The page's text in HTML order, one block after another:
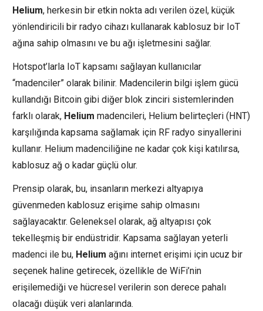
Helium, herkesin bir etkin nokta adı verilen özel, küçük
yönlendiricili bir radyo cihazı kullanarak kablosuz bir IoT
ağına sahip olmasını ve bu ağı işletmesini sağlar.
Hotspot’larla IoT kapsamı sağlayan kullanıcılar
“madenciler” olarak bilinir. Madencilerin bilgi işlem gücü
kullandığı Bitcoin gibi diğer blok zinciri sistemlerinden
farklı olarak, Helium madencileri, Helium belirteçleri (HNT)
karşılığında kapsama sağlamak için RF radyo sinyallerini
kullanır. Helium madenciliğine ne kadar çok kişi katılırsa,
kablosuz ağ o kadar güçlü olur.
Prensip olarak, bu, insanların merkezi altyapıya
güvenmeden kablosuz erişime sahip olmasını
sağlayacaktır. Geleneksel olarak, ağ altyapısı çok
tekelleşmiş bir endüstridir. Kapsama sağlayan yeterli
madenci ile bu, Helium ağını internet erişimi için ucuz bir
seçenek haline getirecek, özellikle de WiFi’nin
erişilemediği ve hücresel verilerin son derece pahalı
olacağı düşük veri alanlarında.